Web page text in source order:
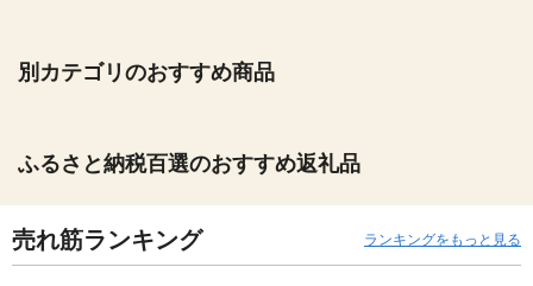
別カテゴリのおすすめ商品
ふるさと納税百選のおすすめ返礼品
売れ筋ランキング ランキングをもっと見る